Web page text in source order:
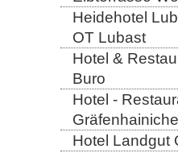
Heidehotel
OT Lubast
Hotel &
Buro
Hotel -
Hotel Landgut